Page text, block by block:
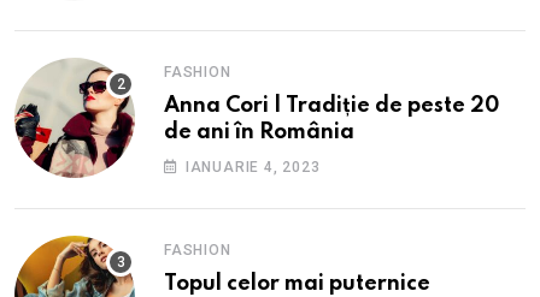
FASHION
Anna Cori | Tradiție de peste 20
de ani în România
IANUARIE 4, 2023
FASHION
Topul celor mai puternice